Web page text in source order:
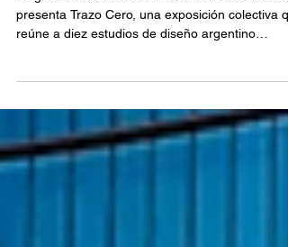
La galería Areatec de la Fundación Pablo
materia, oficio, tecnología y procesos
La muestra, inaugurada el pasado 19 de junio,
podrá visitarse hasta fines de agosto2026